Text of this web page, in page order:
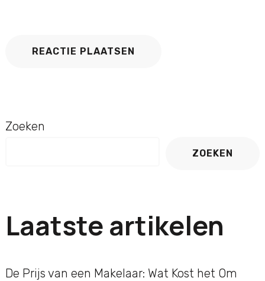
Zoeken
ZOEKEN
Laatste artikelen
De Prijs van een Makelaar: Wat Kost het Om